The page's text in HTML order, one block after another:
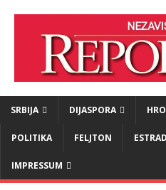
SRBIJA DIJASPORA
POLITIKA FELJTON
IMPRESSUM